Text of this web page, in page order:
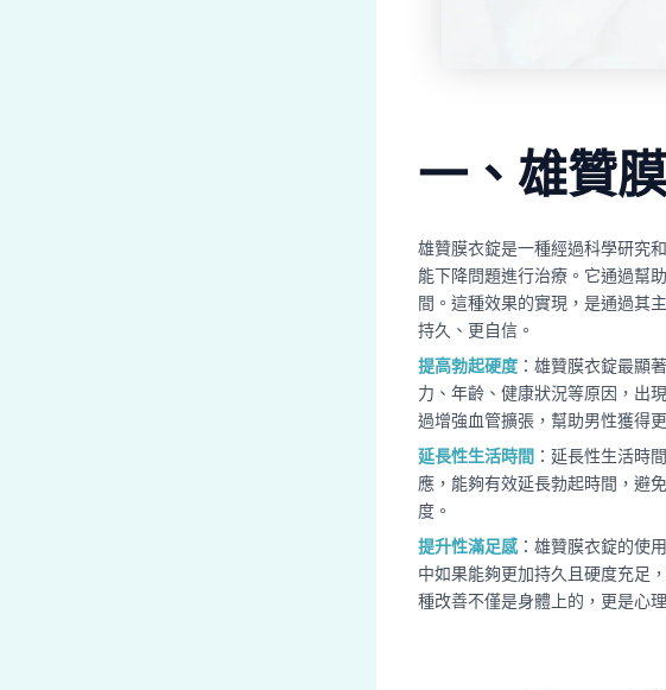
一、雄贊
雄贊膜衣錠是一種經過科學研究
能下降問題進行治療。它通過幫
間。這種效果的實現，是通過其
持久、更自信。
提高勃起硬度 ：雄贊膜衣錠最顯
力、年齡、健康狀況等原因，出
過增強血管擴張，幫助男性獲得
延長性生活時間 ：延長性生活時
應，能夠有效延長勃起時間，避
度。
提升性滿足感：雄贊膜衣錠的使
中如果能夠更加持久且硬度充足
種改善不僅是身體上的，更是心